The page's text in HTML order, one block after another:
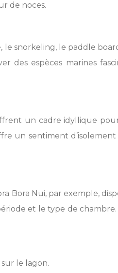
de noces.
snorkeling, le paddle
des espèces marines
un cadre idyllique
un sentiment
Nui, par exemple,
et le type de
le lagon.